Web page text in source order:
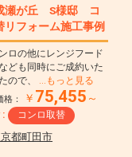
瀬が丘 S様邸 コ
リフォーム施工事例
ロの他にレンジフード
ども同時にご成約いた
ので、 …もっと見る
： ￥ 75,455 ～
: コンロ取替
都町田市